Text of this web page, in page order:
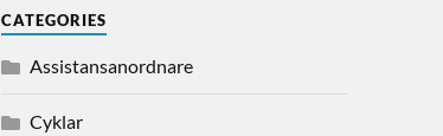
CATEGORIES
Assistansanordnare
Cyklar